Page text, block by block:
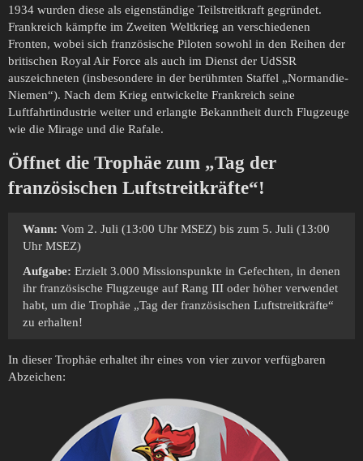
1934 wurden diese als eigenständige Teilstreitkraft gegründet.
Frankreich kämpfte im Zweiten Weltkrieg an verschiedenen
Fronten, wobei sich französische Piloten sowohl in den Reihen der
britischen Royal Air Force als auch im Dienst der UdSSR
auszeichneten (insbesondere in der berühmten Staffel „Normandie-
Niemen“). Nach dem Krieg entwickelte Frankreich seine
Luftfahrtindustrie weiter und erlangte Bekanntheit durch Flugzeuge
wie die Mirage und die Rafale.
Öffnet die Trophäe zum „Tag der
französischen Luftstreitkräfte“!
Wann: Vom 2. Juli (13:00 Uhr MSEZ) bis zum 5. Juli (13:00
Uhr MSEZ)
Aufgabe: Erzielt 3.000 Missionspunkte in Gefechten, in denen
ihr französische Flugzeuge auf Rang III oder höher verwendet
habt, um die Trophäe „Tag der französischen Luftstreitkräfte“
zu erhalten!
In dieser Trophäe erhaltet ihr eines von vier zuvor verfügbaren
Abzeichen: